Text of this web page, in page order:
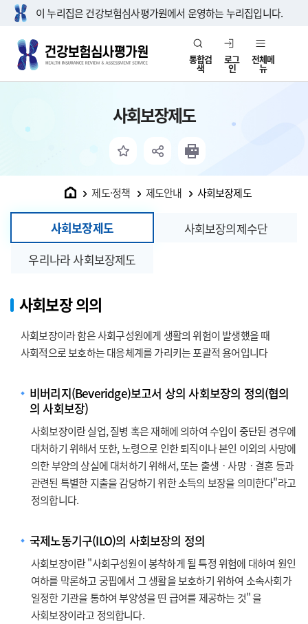
이 누리집은 건강보험심사평가원에서 운영하는 누리집입니다.
통합검
색
로그
인
전체메
뉴
사회보장제도
홈 제도·정책 제도안내 사회보장제도
사회보장제도
사회보장의제수단
우리나라 사회보장제도
사회보장 의의
사회보장이라 함은 사회구성원에게 생활의 위험이 발생했을 때
사회적으로 보호하는 대응체계를 가리키는 포괄적 용어입니다
비버리지(Beveridge)보고서 상의 사회보장의 정의(협의
의 사회보장)
사회보장이란 실업, 질병 혹은 재해에 의하여 수입이 중단된 경우에
대처하기 위해서 또한, 노령으로 인한 퇴직이나 본인 이외의 사망에
의한 부양의 상실에 대처하기 위해서, 또는 출생ㆍ사망ㆍ결혼 등과
관련된 특별한 지출을 감당하기 위한 소득의 보장을 의미한다"라고
정의합니다.
국제노동기구(ILO)의 사회보장의 정의
사회보장이란 "사회구성원이 봉착하게 될 특정 위험에 대하여 원인
여하를 막론하고 궁핍에서 그 생활을 보호하기 위하여 소속사회가
일정한 기관을 통하여 부양성을 띤 급여를 제공하는 것" 을
사회보장이라고 정의합니다.